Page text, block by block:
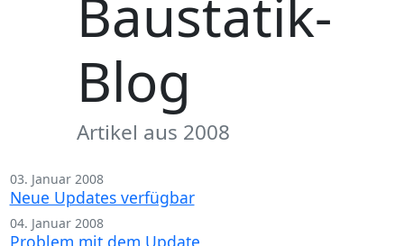
Baustatik-
Blog
Artikel aus 2008
03. Januar 2008
Neue Updates verfügbar
04. Januar 2008
Problem mit dem Update